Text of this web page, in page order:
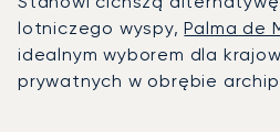
lotniczego wyspy,Palma de
idealnym wyborem dla
prywatnych w obrębie